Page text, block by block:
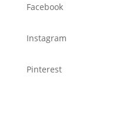
Facebook
Instagram
Pinterest